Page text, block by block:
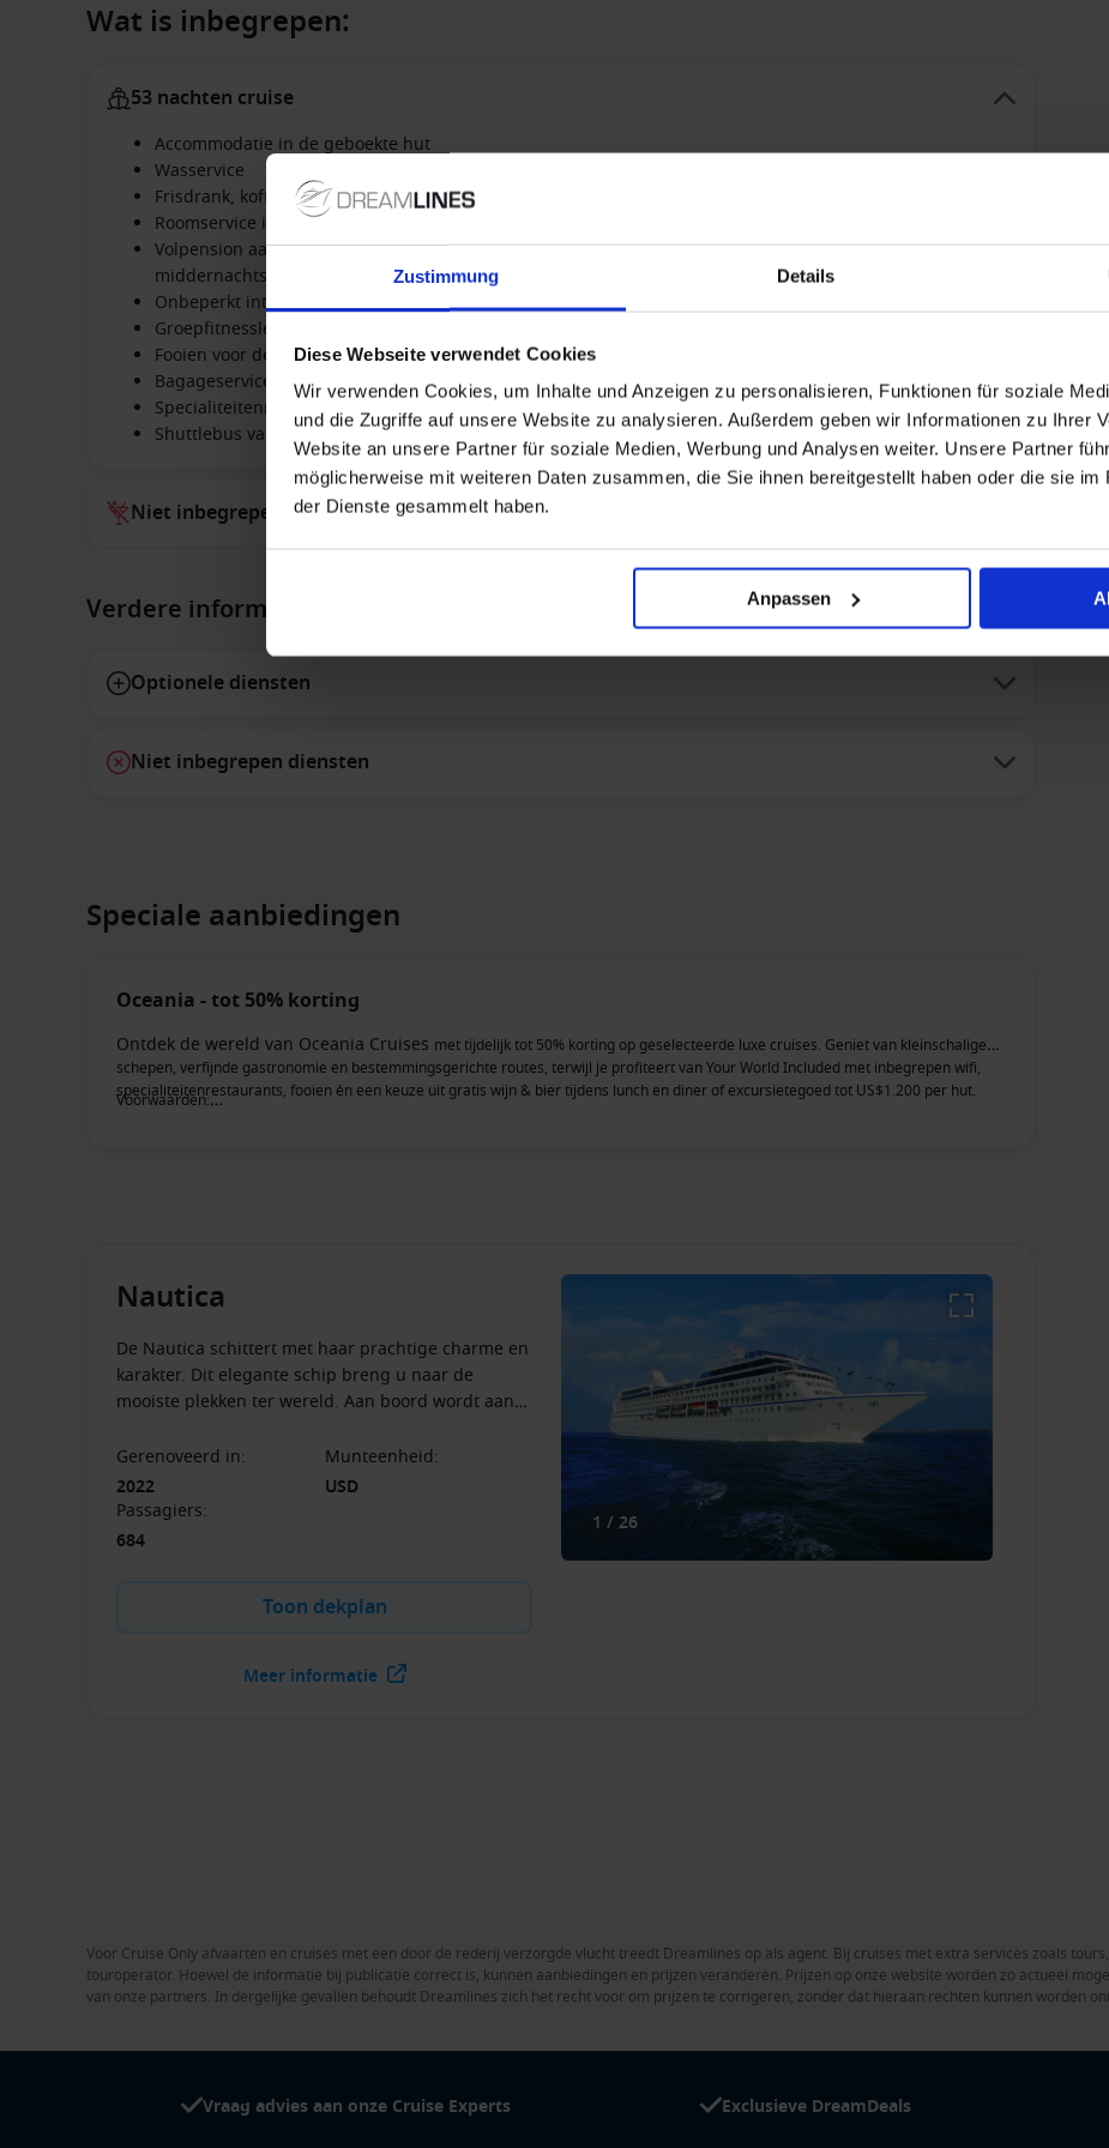
Zustimmung Details
Diese Webseite verwendet Cookies
Wir verwenden Cookies, um Inhalte und Anzeigen zu personalisieren, Funktionen für soziale
und die Zugriffe auf unsere Website zu analysieren. Außerdem geben wir Informationen zu Ihrer
Website an unsere Partner für soziale Medien, Werbung und Analysen weiter. Unsere Partner
möglicherweise mit weiteren Daten zusammen, die Sie ihnen bereitgestellt haben oder die sie im
der Dienste gesammelt haben.
Anpassen
Wat is inbegrepen:
53 nachten cruise
Accommodatie in de geboekte hut
Wasservice
Frisdrank, koffie, thee, Sappen, smoothies, Vero Water & gastronomisch ijs
Roomservice in alle suites en hutten
Volpension aan boord van het schip (ontbijtbuffet, lunch, Afternoon Tea/Coffee, 4-gangendiner,
middernachtsnack), beginnend met diner op de eerste dag en eindigend met ontbijt op de laatste dag
Onbeperkt internet
Groepfitnesslessen
Fooien voor de bemanning
Bagageservice bij het in- & ontschepen
Specialiteitenrestaurants
Shuttlebus van de haven naar het stadcentrum in vele havens
Niet inbegrepen bij alles
Verdere informatie
Optionele diensten
Niet inbegrepen diensten
Speciale aanbiedingen
Oceania - tot 50% korting
Ontdek de wereld van Oceania Cruises met tijdelijk tot 50% korting op geselecteerde luxe cruises. Geniet van kleinschalige
schepen, verfijnde gastronomie en bestemmingsgerichte routes, terwijl je profiteert van Your World Included met inbegrepen wifi,
specialiteitenrestaurants, fooien én een keuze uit gratis wijn & bier tijdens lunch en diner of excursietegoed tot US$1.200 per hut.
Voorwaarden:
1 / 26
Nautica
De Nautica schittert met haar prachtige charme en
karakter. Dit elegante schip breng u naar de
mooiste plekken ter wereld. Aan boord wordt aan
entertainment ervaren.
Gerenoveerd in:
2022
Munteenheid:
USD
Passagiers:
684
Toon dekplan
Meer informatie
Voor Cruise Only afvaarten en cruises met een door de rederij verzorgde vlucht treedt Dreamlines op als agent. Bij cruises met extra services zoals
touroperator. Hoewel de informatie bij publicatie correct is, kunnen aanbiedingen en prijzen veranderen. Prijzen op onze website worden zo actueel
van onze partners. In dergelijke gevallen behoudt Dreamlines zich het recht voor om prijzen te corrigeren, zonder dat hieraan rechten kunnen worden
Vraag advies aan onze Cruise Experts Exclusieve DreamDeals